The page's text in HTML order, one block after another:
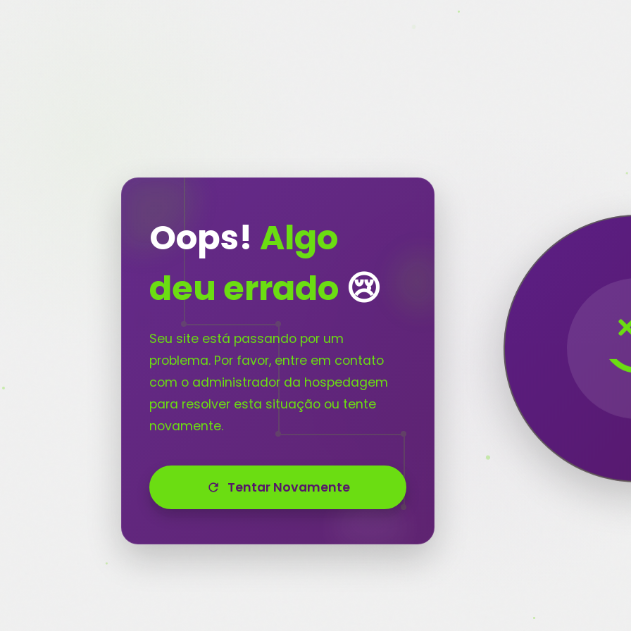
Oops! Algo
deu errado 😢
Seu site está passando por um
problema. Por favor, entre em contato
com o administrador da hospedagem
para resolver esta situação ou tente
novamente.
Tentar Novamente